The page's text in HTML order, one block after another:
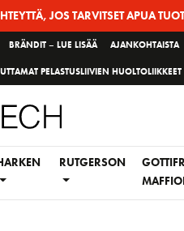
JOS TARVITSET APUA
BRÄNDIT – LUE LISÄÄ AJANKOHTAISTA
PELASTUSLIIVIEN HUOLTOLIIKKEET
RUTGERSON